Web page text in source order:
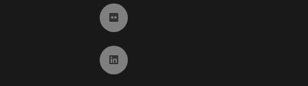
Ir a Flickr (abre en ventana nueva)
Ir a Linkedin (abre en ventana nueva)